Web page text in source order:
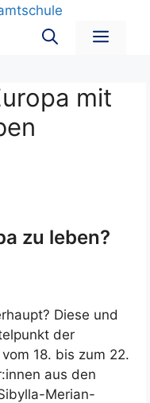
Menü
mit
zu leben?
Diese und
der
18. bis zum 22.
aus den
Merian-